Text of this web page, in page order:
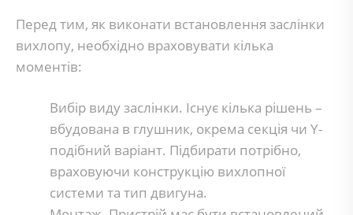
Перед тим, як виконати встановлення заслінки
вихлопу, необхідно враховувати кілька
моментів:
Вибір виду заслінки. Існує кілька рішень –
вбудована в глушник, окрема секція чи Y-
подібний варіант. Підбирати потрібно,
враховуючи конструкцію вихлопної
системи та тип двигуна.